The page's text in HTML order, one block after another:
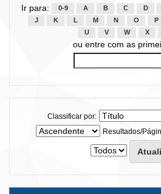
Ir para: 0-9 A B C D
J
K L M N O P
U
V W X
ou entre com as
Classificar por:
Resultados/